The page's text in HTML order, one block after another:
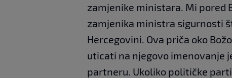
zamjenike ministara. Mi pored
zamjenika ministra sigurnosti
Hercegovini. Ova priča oko
uticati na njegovo imenovanje
partneru. Ukoliko političke